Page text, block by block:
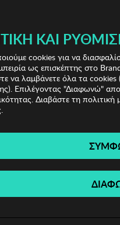
& IRIS!
Kodak
ΚΑΙ
cookies για να
ως επισκέπτης στο
να λαμβάνετε όλα τα cookies
Επιλέγοντας "Διαφωνώ"
Διαβάστε τη